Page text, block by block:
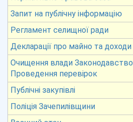
Запит на публічну інформацію
Регламент селищної ради
Декларації про майно та доходи
Очищення влади Законодавство
Проведення перевірок
Публічні закупівлі
Поліція Зачепилівщини